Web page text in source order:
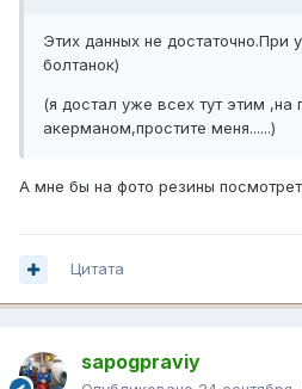
Этих данных не достаточно.При
болтанок)
(я достал уже всех тут этим ,на
акерманом,простите меня......)
А мне бы на фото резины
Цитата
sapogpraviy